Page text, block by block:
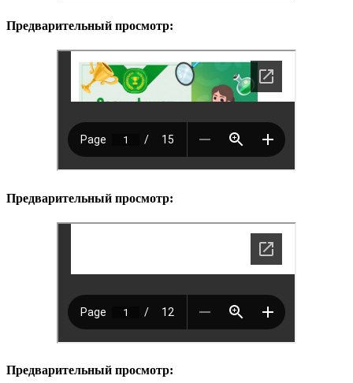
Предварительный просмотр:
Предварительный просмотр:
Предварительный просмотр: